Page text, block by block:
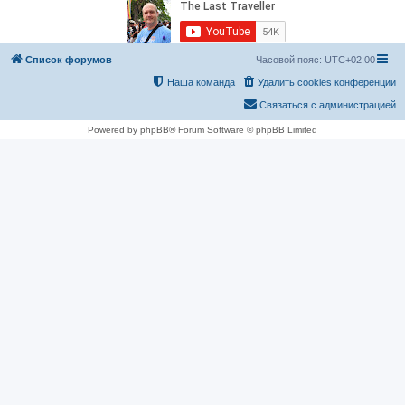
Список форумов Часовой пояс: UTC+02:00
Удалить cookies конференции
Наша команда
Связаться с администрацией
Powered by phpBB® Forum Software © phpBB Limited